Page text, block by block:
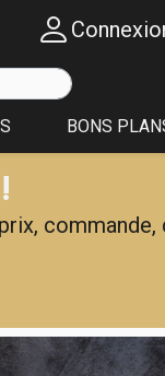
BONS
commande,